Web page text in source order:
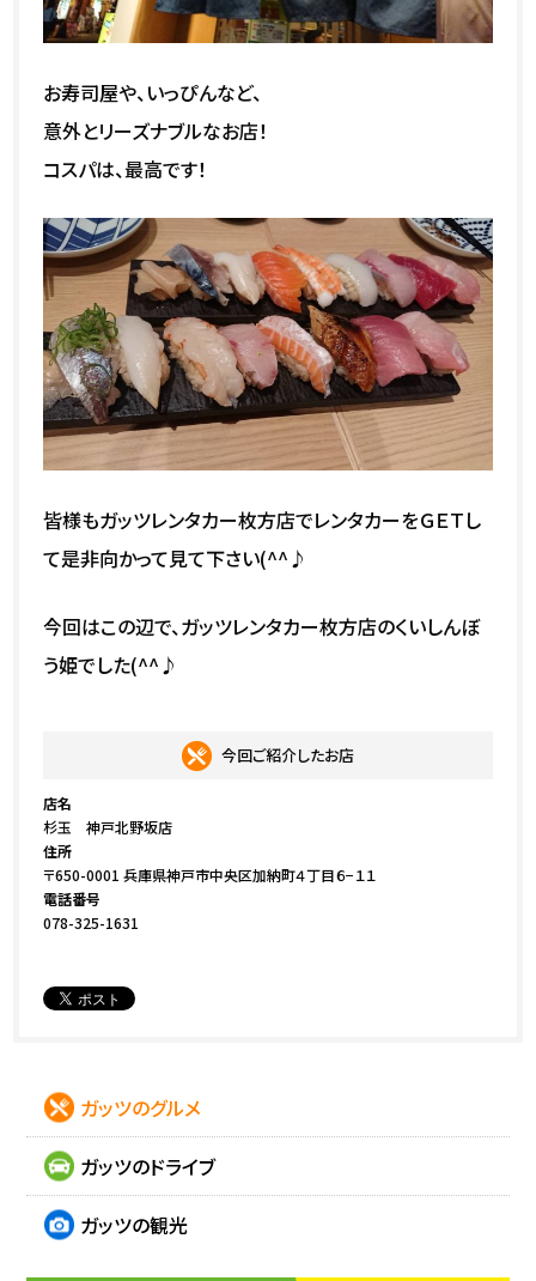
お寿司屋や、いっぴんなど、
意外とリーズナブルなお店！
コスパは、最高です！
皆様もガッツレンタカー枚方店でレンタカーをＧＥＴし
て是非向かって見て下さい(^^♪
今回はこの辺で、ガッツレンタカー枚方店のくいしんぼ
う姫でした(^^♪
今回ご紹介したお店
店名
杉玉 神戸北野坂店
住所
〒650-0001 兵庫県神戸市中央区加納町４丁目６−１１
電話番号
078-325-1631
ガッツのグルメ
ガッツのドライブ
ガッツの観光